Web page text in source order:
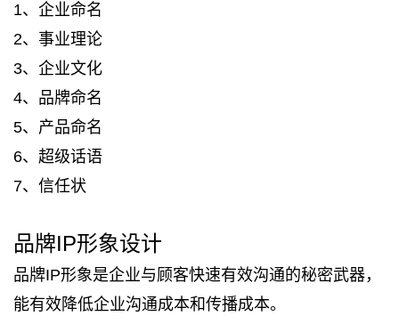
1、企业命名
2、事业理论
3、企业文化
4、品牌命名
5、产品命名
6、超级话语
7、信任状
品牌IP形象设计
品牌IP形象是企业与顾客快速有效沟通的秘密武器，
能有效降低企业沟通成本和传播成本。